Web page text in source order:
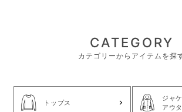
CATEGORY
カテゴリーからアイテムを探
トップス
ジャ
アウ